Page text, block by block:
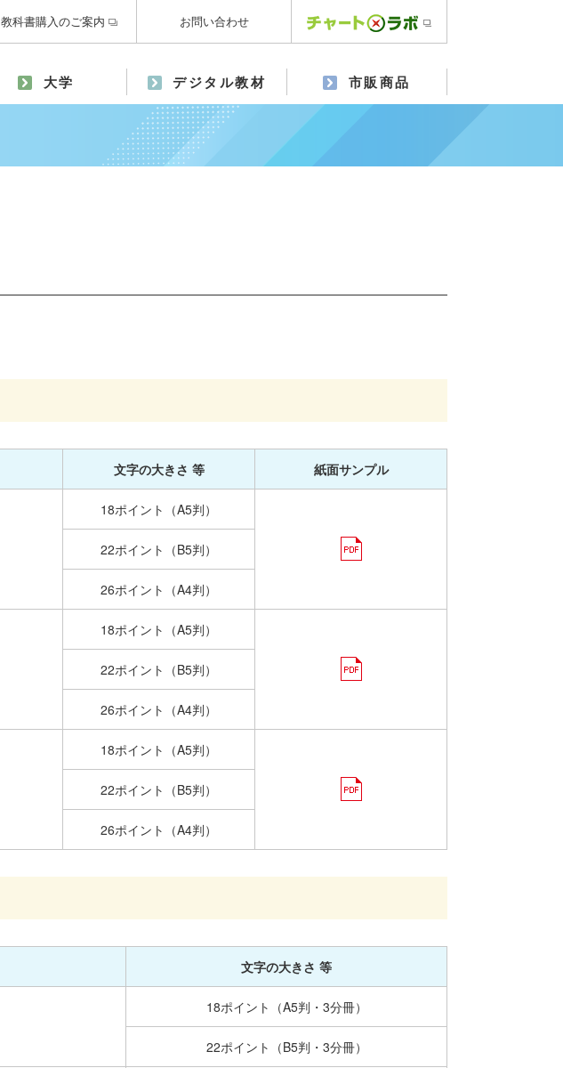
教科書購入のご案内 お問い合わせ
大学 デジタル教材 市販商品
文字の大きさ 等 紙面サンプル
18ポイント（A5判）
22ポイント（B5判）
26ポイント（A4判）
18ポイント（A5判）
22ポイント（B5判）
26ポイント（A4判）
18ポイント（A5判）
22ポイント（B5判）
26ポイント（A4判）
文字の大きさ 等
18ポイント（A5判・3分冊）
22ポイント（B5判・3分冊）